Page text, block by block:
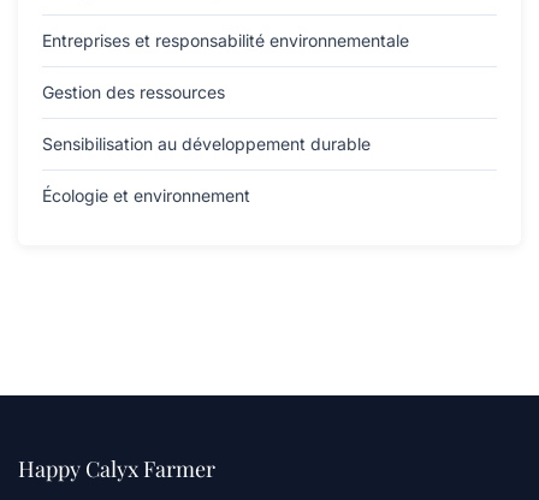
Entreprises et responsabilité environnementale
Gestion des ressources
Sensibilisation au développement durable
Écologie et environnement
Happy Calyx Farmer